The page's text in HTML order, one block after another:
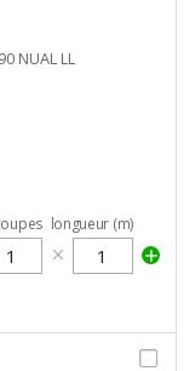
NUAL LL
longueur (m)